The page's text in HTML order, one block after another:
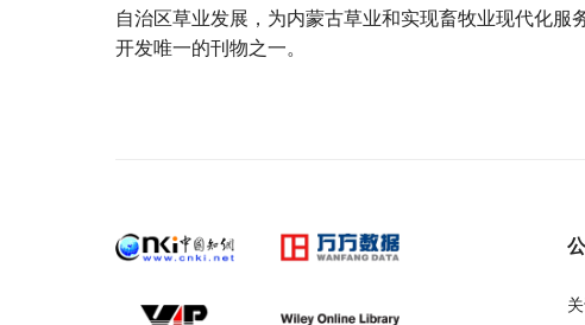
自治区草业发展，为内蒙古草业和实现畜牧业现代化服
开发唯一的刊物之一。